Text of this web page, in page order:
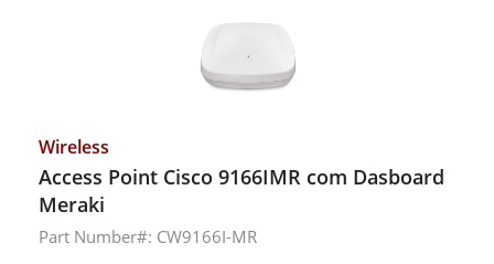
Wireless
Access Point Cisco 9166IMR com Dasboard
Meraki
Part Number#: CW9166I-MR